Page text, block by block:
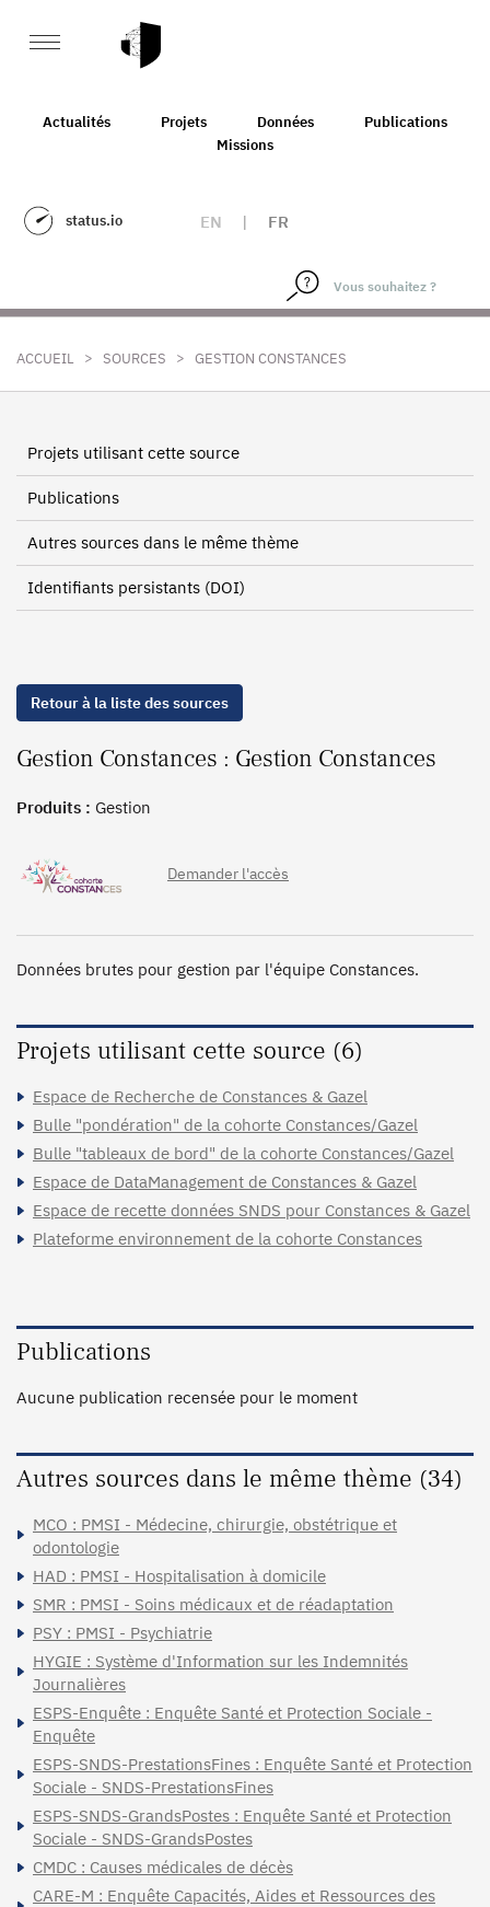
Actualités Projets Données
Publications
Missions
status.io EN | FR
ACCUEIL > SOURCES > GESTION CONSTANCES
Projets utilisant cette source
Publications
Autres sources dans le même thème
Identifiants persistants (DOI)
Retour à la liste des sources
Gestion Constances : Gestion Constances
Produits : Gestion
Demander l'accès
Données brutes pour gestion par l'équipe Constances.
Projets utilisant cette source (6)
Espace de Recherche de Constances & Gazel
Bulle "pondération" de la cohorte Constances/Gazel
Bulle "tableaux de bord" de la cohorte Constances/Gazel
Espace de DataManagement de Constances & Gazel
Espace de recette données SNDS pour Constances & Gazel
Plateforme environnement de la cohorte Constances
Publications
Aucune publication recensée pour le moment
Autres sources dans le même thème (34)
MCO : PMSI - Médecine, chirurgie, obstétrique et
odontologie
HAD : PMSI - Hospitalisation à domicile
SMR : PMSI - Soins médicaux et de réadaptation
PSY : PMSI - Psychiatrie
HYGIE : Système d'Information sur les Indemnités
Journalières
ESPS-Enquête : Enquête Santé et Protection Sociale -
Enquête
ESPS-SNDS-PrestationsFines : Enquête Santé et Protection
Sociale - SNDS-PrestationsFines
ESPS-SNDS-GrandsPostes : Enquête Santé et Protection
Sociale - SNDS-GrandsPostes
CMDC : Causes médicales de décès
CARE-M : Enquête Capacités, Aides et Ressources des